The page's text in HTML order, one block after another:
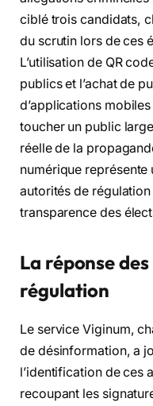
ciblé trois candidats,
du scrutin lors de ces
L’utilisation de QR
publics et l’achat de
d’applications
toucher un public
réelle de la
numérique
autorités de
transparence des
La réponse
régulation
Le service Viginum,
de désinformation, a
l’identification de ces
recoupant les